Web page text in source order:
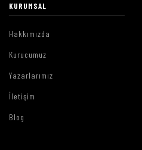
KURUMSAL
Hakkımızda
Kurucumuz
Yazarlarımız
İletişim
Blog